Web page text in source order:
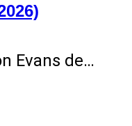
Evans de…